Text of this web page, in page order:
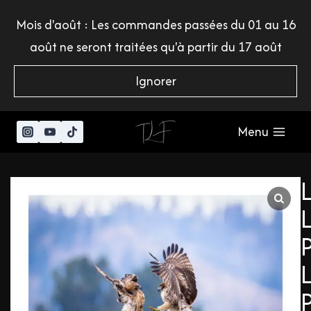
Mois d'août : Les commandes passées du 01 au 16
août ne seront traitées qu'à partir du 17 août
Ignorer
Menu